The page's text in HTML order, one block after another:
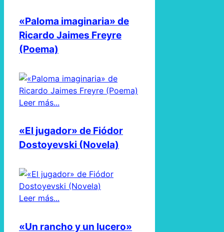
«Paloma imaginaria» de
Ricardo Jaimes Freyre
(Poema)
Leer más...
«El jugador» de Fiódor
Dostoyevski (Novela)
Leer más...
«Un rancho y un lucero»